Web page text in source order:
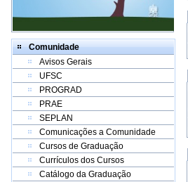
Comunidade
Avisos Gerais
UFSC
PROGRAD
PRAE
SEPLAN
Comunicações a Comunidade
Cursos de Graduação
Currículos dos Cursos
Catálogo da Graduação